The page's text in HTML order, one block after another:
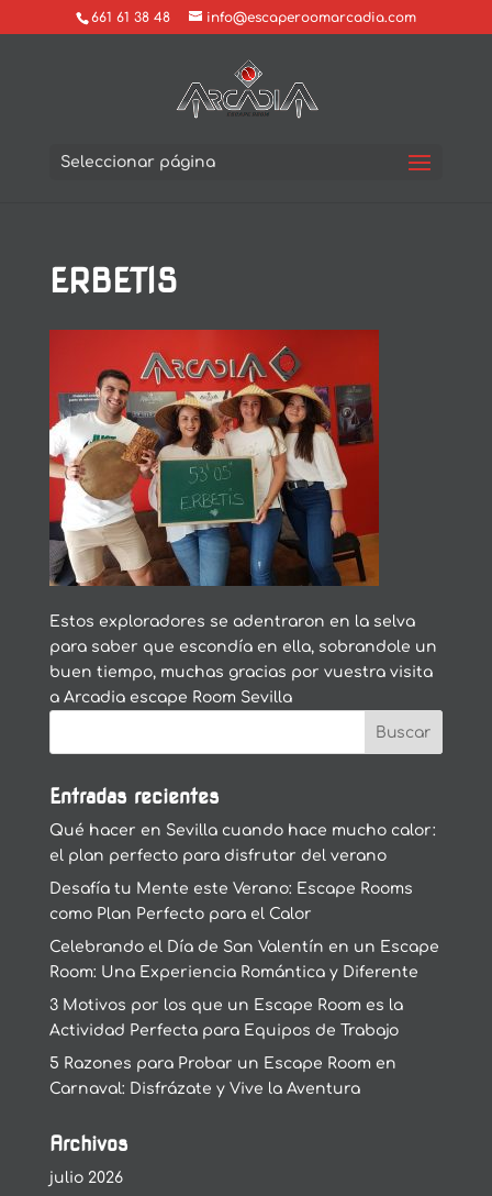
661 61 38 48 info@escaperoomarcadia.com
Seleccionar página
ERBETIS
Estos exploradores se adentraron en la selva
para saber que escondía en ella, sobrandole un
buen tiempo, muchas gracias por vuestra visita
a Arcadia escape Room Sevilla
Entradas recientes
Qué hacer en Sevilla cuando hace mucho calor:
el plan perfecto para disfrutar del verano
Desafía tu Mente este Verano: Escape Rooms
como Plan Perfecto para el Calor
Celebrando el Día de San Valentín en un Escape
Room: Una Experiencia Romántica y Diferente
3 Motivos por los que un Escape Room es la
Actividad Perfecta para Equipos de Trabajo
5 Razones para Probar un Escape Room en
Carnaval: Disfrázate y Vive la Aventura
Archivos
julio 2026